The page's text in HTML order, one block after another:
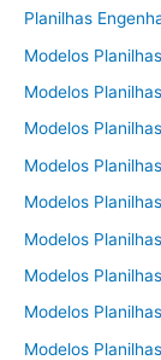
Planilhas
Modelos
Modelos
Modelos
Modelos
Modelos
Modelos
Modelos
Modelos
Modelos